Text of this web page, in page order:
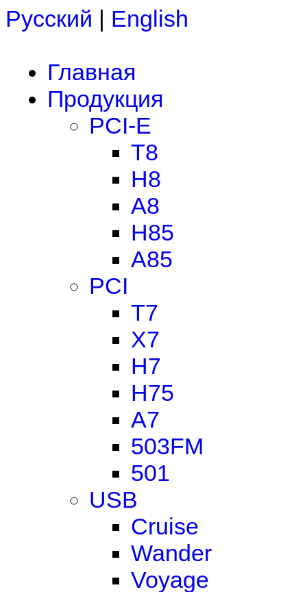
Русский | English
Главная
Продукция
PCI-E
T8
H8
A8
H85
A85
PCI
T7
X7
H7
H75
A7
503FM
501
USB
Cruise
Wander
Voyage